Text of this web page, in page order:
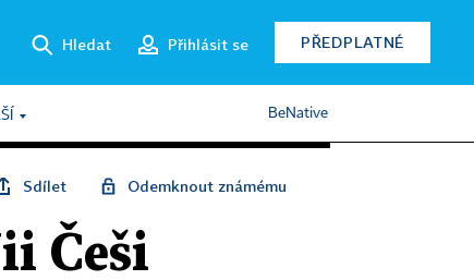
Hledat Přihlásit se PŘEDPLATNÉ
BeNative
Sdílet Odemknout známému
Češi